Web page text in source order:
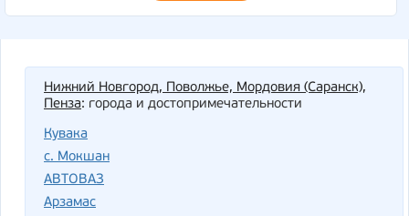
Нижний Новгород, Поволжье, Мордовия (Саранск),
Пенза: города и достопримечательности
Кувака
с. Мокшан
АВТОВАЗ
Арзамас